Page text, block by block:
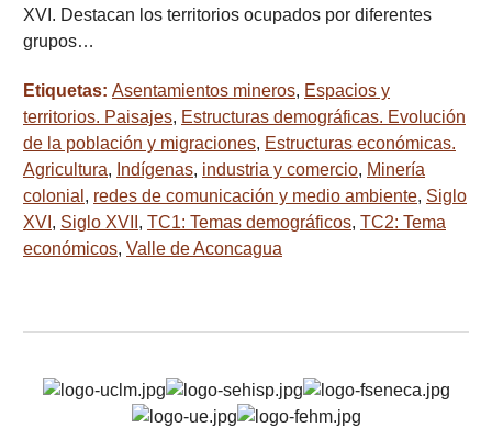
XVI. Destacan los territorios ocupados por diferentes
grupos…
Etiquetas: Asentamientos mineros, Espacios y
territorios. Paisajes, Estructuras demográficas. Evolución
de la población y migraciones, Estructuras económicas.
Agricultura, Indígenas, industria y comercio, Minería
colonial , redes de comunicación y medio ambiente, Siglo
XVI , Siglo XVII , TC1: Temas demográficos, TC2: Tema
económicos, Valle de Aconcagua